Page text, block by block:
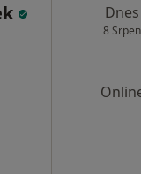
Dnes
8 Srpen